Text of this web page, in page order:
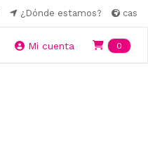
¿Dónde estamos? cas
Mi cuenta 0